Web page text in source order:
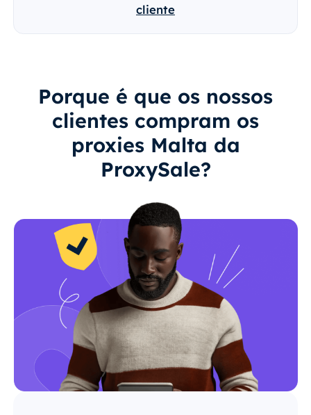
cliente
Porque é que os nossos
clientes compram os
proxies Malta da
ProxySale?